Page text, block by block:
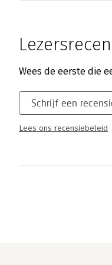
Wees de eerste die
Schrijf een
Lees ons recensiebeleid